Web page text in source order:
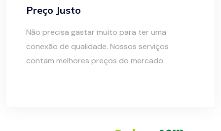
Preço Justo
Não precisa gastar muito para ter uma
conexão de qualidade. Nossos serviços
contam melhores preços do mercado.